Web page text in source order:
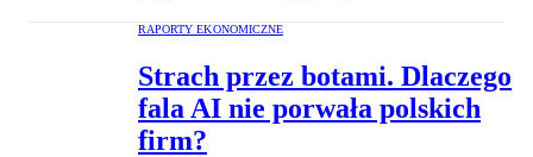
RAPORTY EKONOMICZNE
Strach przez botami. Dlaczego
fala AI nie porwała polskich
firm?